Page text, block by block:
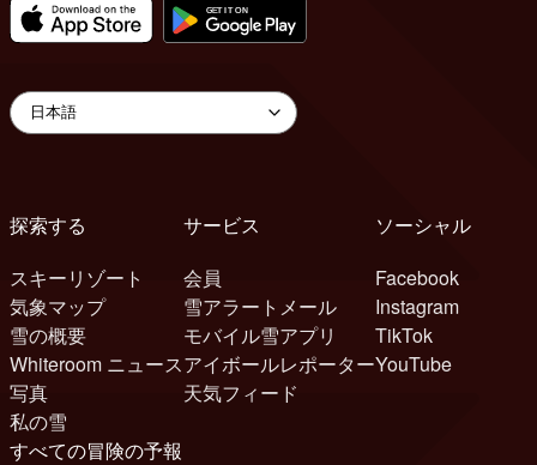
探索する
スキーリゾート
気象マップ
雪の概要
Whiteroom ニュース
写真
私の雪
サービス
会員
雪アラートメール
モバイル雪アプリ
アイボールレポーター
天気フィード
ソーシャル
Facebook
Instagram
TikTok
YouTube
すべての冒険の予報